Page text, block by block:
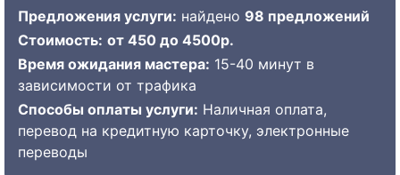
Предложения услуги: найдено 98 предложений
Стоимость: от 450 до 4500р.
Время ожидания мастера: 15-40 минут в
зависимости от трафика
Способы оплаты услуги: Наличная оплата,
перевод на кредитную карточку, электронные
переводы